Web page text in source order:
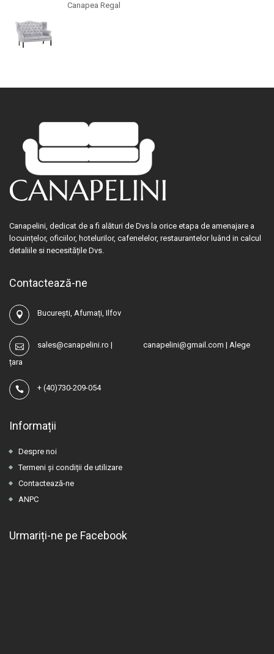
Canapea Regal
Canapelini, dedicat de a fi alături de Dvs la orice etapa de amenajare a
locuințelor, oficiilor, hotelurilor, cafenelelor, restaurantelor luând in calcul
detaliile si necesitățile Dvs.
Contactează-ne
București, Afumați, Ilfov
sales@canapelini.ro | canapelini@gmail.com | Alege
țara
+ (40)730-209-054
Informații
Despre noi
Termeni și condiții de utilizare
Contactează-ne
ANPC
Urmariți-ne pe Facebook